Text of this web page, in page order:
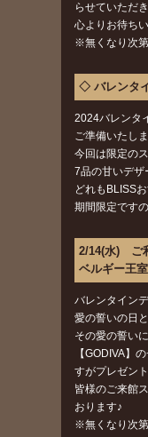
らせていただ
心よりお待ち
※無くなり次第
◇ バレンタ
2024バレンタ
ご準備いたし
今回は限定の
7品の甘いデザ
どれもBLISS
期間限定です
2/14(水) ご
ベルギー王
バレンタイン
愛の誓いの日
その愛の誓い
【GODIVA】
すがプレゼン
皆様のご来館
おります♪
※無くなり次